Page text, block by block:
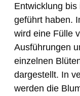
Entwicklung
geführt haben.
wird eine Fülle
Ausführungen
einzelnen
dargestellt. In
werden die